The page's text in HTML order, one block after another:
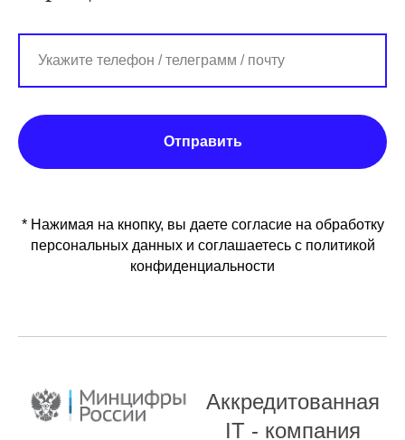
Отправить
* Нажимая на кнопку, вы даете согласие на обработку
персональных данных и соглашаетесь c политикой
конфиденциальности
Аккредитованная
IT - компания